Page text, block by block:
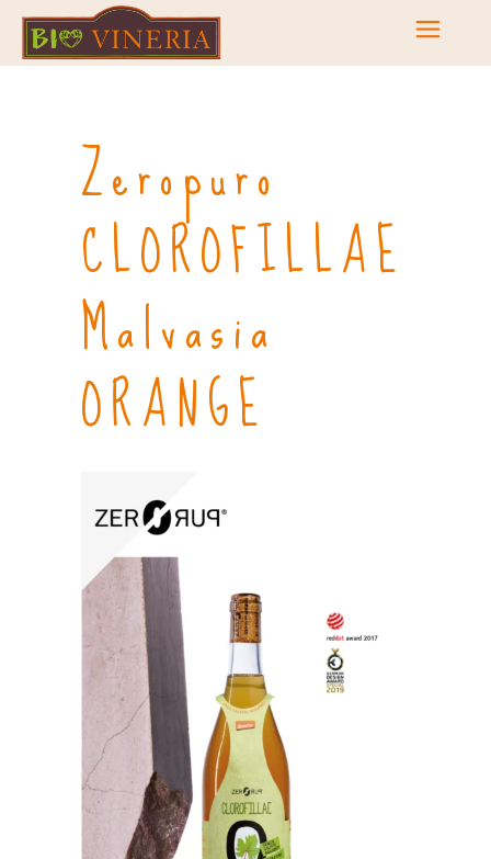
Zeropuro
CLOROFILLAE
Malvasia
ORANGE